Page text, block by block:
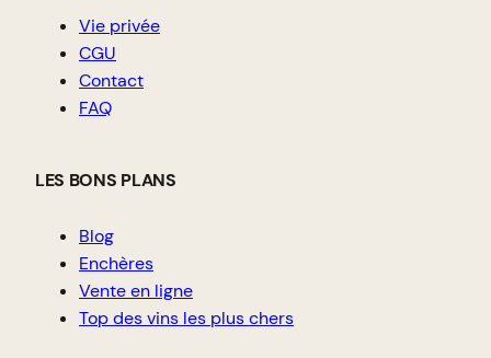
Vie privée
CGU
Contact
FAQ
LES BONS PLANS
Blog
Enchères
Vente en ligne
Top des vins les plus chers